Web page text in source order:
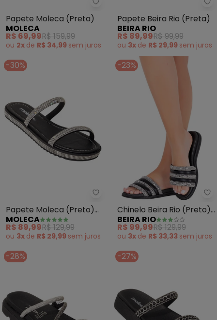
Moleca - Papete Moleca
Papete Moleca (Preta)
MOLECA
R$ 69,99R$ 159,99
ou 2x de R$ 34,99 sem juros
Papete Beira Rio (Preta)
BEIRA RIO
R$ 89,99R$ 99,99
ou 3x de R$ 29,99 sem juros
-30%
Moleca - Papete Moleca
Papete Moleca (Preto)
em Sintético
MOLECA
R$ 89,99R$ 129,99
ou 3x de R$ 29,99 sem juros
-23%
Chinelo Beira Rio (Preto)
em Sintético
BEIRA RIO
R$ 99,99R$ 129,99
ou 3x de R$ 33,33 sem juros
-28% -27%